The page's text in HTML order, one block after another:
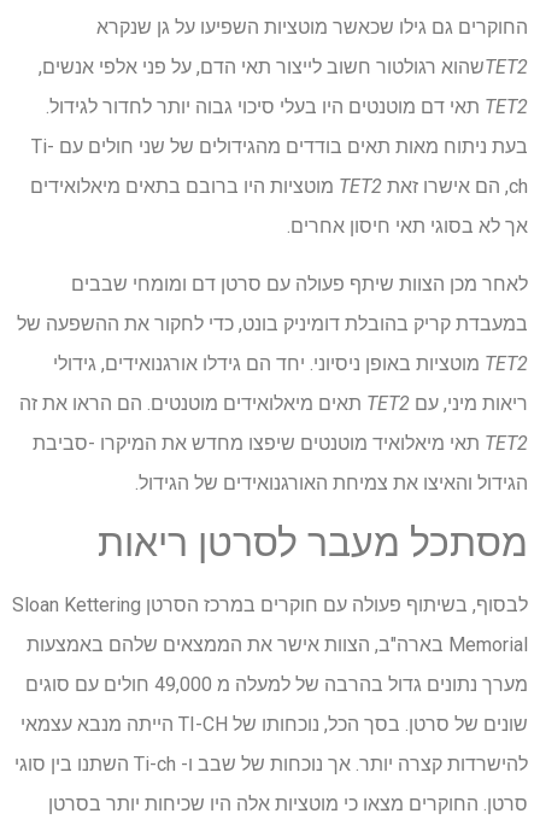
החוקרים גם גילו שכאשר מוטציות השפיעו על גן שנקרא
TET2שהוא רגולטור חשוב לייצור תאי הדם, על פני אלפי אנשים,
TET2 תאי דם מוטנטים היו בעלי סיכוי גבוה יותר לחדור לגידול.
בעת ניתוח מאות תאים בודדים מהגידולים של שני חולים עם Ti-
ch, הם אישרו זאת
TET2 מוטציות היו ברובם בתאים מיאלואידים
אך לא בסוגי תאי חיסון אחרים.
לאחר מכן הצוות שיתף פעולה עם סרטן דם ומומחי שבבים
במעבדת קריק בהובלת דומיניק בונט, כדי לחקור את ההשפעה של
TET2 מוטציות באופן ניסיוני. יחד הם גידלו אורגנואידים, גידולי
ריאות מיני, עם TET2 תאים מיאלואידים מוטנטים. הם הראו את זה
TET2 תאי מיאלואיד מוטנטים שיפצו מחדש את המיקרו -סביבת
הגידול והאיצו את צמיחת האורגנואידים של הגידול.
מסתכל מעבר לסרטן ריאות
לבסוף, בשיתוף פעולה עם חוקרים במרכז הסרטן Sloan Kettering
Memorial בארה"ב, הצוות אישר את הממצאים שלהם באמצעות
מערך נתונים גדול בהרבה של למעלה מ 49,000 חולים עם סוגים
שונים של סרטן. בסך הכל, נוכחותו של TI-CH הייתה מנבא עצמאי
להישרדות קצרה יותר. אך נוכחות של שבב ו- Ti-ch השתנו בין סוגי
סרטן. החוקרים מצאו כי מוטציות אלה היו שכיחות יותר בסרטן